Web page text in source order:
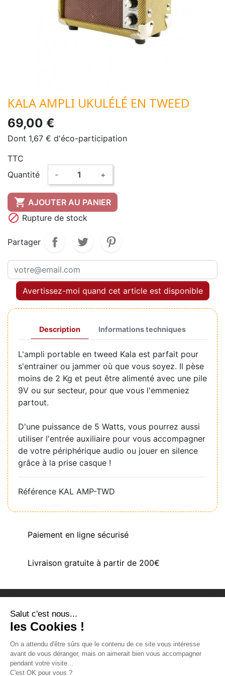
KALA AMPLI UKULÉLÉ EN TWEED
69,00 €
Dont 1,67 € d'éco-participation
TTC
Quantité
- +
 AJOUTER AU PANIER
 Rupture de stock
Partager
Avertissez-moi quand cet article est disponible
Description Informations techniques
L'ampli portable en tweed Kala est parfait pour
s'entrainer ou jammer où que vous soyez. Il pèse
moins de 2 Kg et peut être alimenté avec une pile
9V ou sur secteur, pour que vous l'emmeniez
partout.
D'une puissance de 5 Watts, vous pourrez aussi
utiliser l'entrée auxiliaire pour vous accompagner
de votre périphérique audio ou jouer en silence
grâce à la prise casque !
Référence KAL AMP-TWD
Paiement en ligne sécurisé
Livraison gratuite à partir de 200€
PRODUITS
NOTRE SOCIÉTÉ
VOTRE COMPTE
INFORMATIONS
Salut c'est nous...
les Cookies !
On a attendu d'être sûrs que le contenu de ce site vous intéresse
avant de vous déranger, mais on aimerait bien vous accompagner
pendant votre visite...
C'est OK pour vous ?